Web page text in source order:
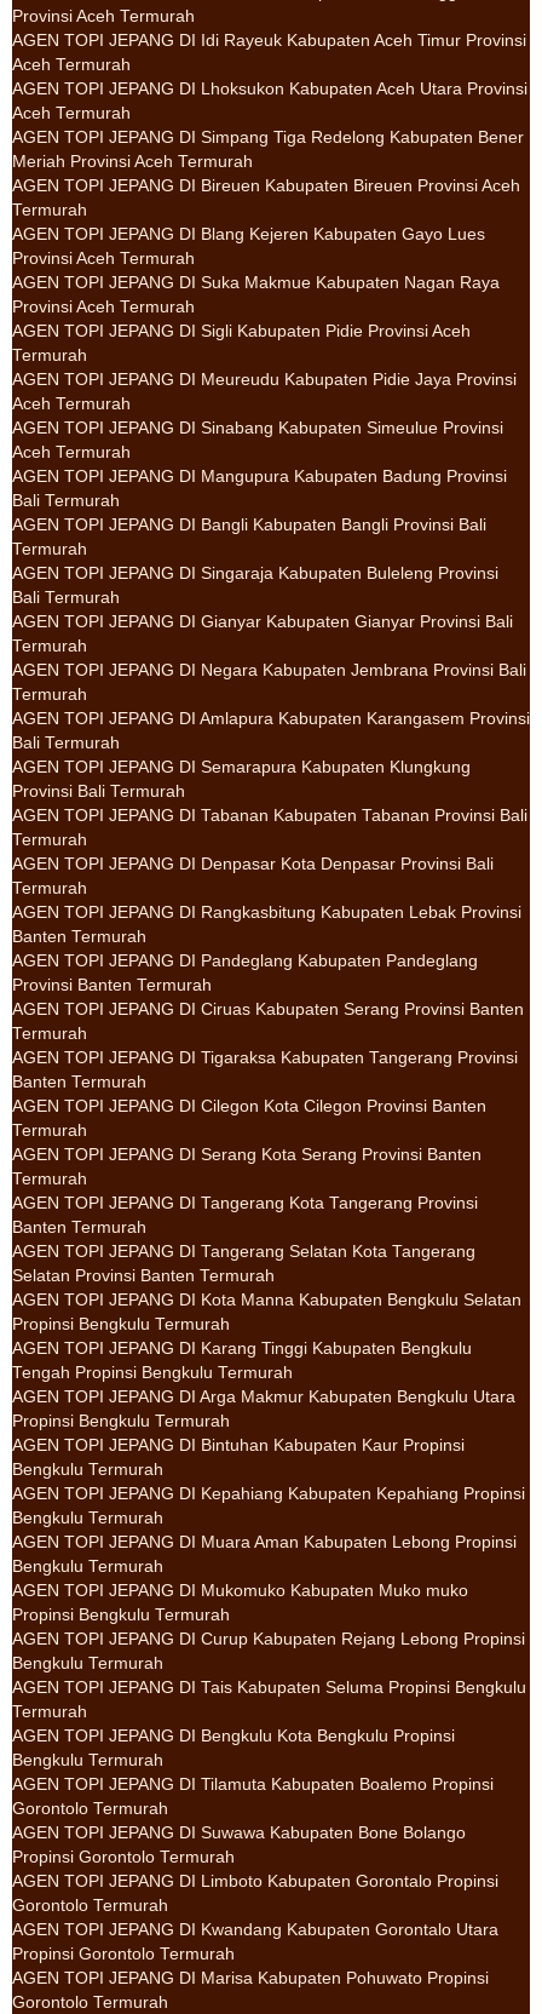
Provinsi Aceh Termurah
AGEN TOPI JEPANG DI Idi Rayeuk Kabupaten Aceh Timur Provinsi
Aceh Termurah
AGEN TOPI JEPANG DI Lhoksukon Kabupaten Aceh Utara Provinsi
Aceh Termurah
AGEN TOPI JEPANG DI Simpang Tiga Redelong Kabupaten Bener
Meriah Provinsi Aceh Termurah
AGEN TOPI JEPANG DI Bireuen Kabupaten Bireuen Provinsi Aceh
Termurah
AGEN TOPI JEPANG DI Blang Kejeren Kabupaten Gayo Lues
Provinsi Aceh Termurah
AGEN TOPI JEPANG DI Suka Makmue Kabupaten Nagan Raya
Provinsi Aceh Termurah
AGEN TOPI JEPANG DI Sigli Kabupaten Pidie Provinsi Aceh
Termurah
AGEN TOPI JEPANG DI Meureudu Kabupaten Pidie Jaya Provinsi
Aceh Termurah
AGEN TOPI JEPANG DI Sinabang Kabupaten Simeulue Provinsi
Aceh Termurah
AGEN TOPI JEPANG DI Mangupura Kabupaten Badung Provinsi
Bali Termurah
AGEN TOPI JEPANG DI Bangli Kabupaten Bangli Provinsi Bali
Termurah
AGEN TOPI JEPANG DI Singaraja Kabupaten Buleleng Provinsi
Bali Termurah
AGEN TOPI JEPANG DI Gianyar Kabupaten Gianyar Provinsi Bali
Termurah
AGEN TOPI JEPANG DI Negara Kabupaten Jembrana Provinsi Bali
Termurah
AGEN TOPI JEPANG DI Amlapura Kabupaten Karangasem Provinsi
Bali Termurah
AGEN TOPI JEPANG DI Semarapura Kabupaten Klungkung
Provinsi Bali Termurah
AGEN TOPI JEPANG DI Tabanan Kabupaten Tabanan Provinsi Bali
Termurah
AGEN TOPI JEPANG DI Denpasar Kota Denpasar Provinsi Bali
Termurah
AGEN TOPI JEPANG DI Rangkasbitung Kabupaten Lebak Provinsi
Banten Termurah
AGEN TOPI JEPANG DI Pandeglang Kabupaten Pandeglang
Provinsi Banten Termurah
AGEN TOPI JEPANG DI Ciruas Kabupaten Serang Provinsi Banten
Termurah
AGEN TOPI JEPANG DI Tigaraksa Kabupaten Tangerang Provinsi
Banten Termurah
AGEN TOPI JEPANG DI Cilegon Kota Cilegon Provinsi Banten
Termurah
AGEN TOPI JEPANG DI Serang Kota Serang Provinsi Banten
Termurah
AGEN TOPI JEPANG DI Tangerang Kota Tangerang Provinsi
Banten Termurah
AGEN TOPI JEPANG DI Tangerang Selatan Kota Tangerang
Selatan Provinsi Banten Termurah
AGEN TOPI JEPANG DI Kota Manna Kabupaten Bengkulu Selatan
Propinsi Bengkulu Termurah
AGEN TOPI JEPANG DI Karang Tinggi Kabupaten Bengkulu
Tengah Propinsi Bengkulu Termurah
AGEN TOPI JEPANG DI Arga Makmur Kabupaten Bengkulu Utara
Propinsi Bengkulu Termurah
AGEN TOPI JEPANG DI Bintuhan Kabupaten Kaur Propinsi
Bengkulu Termurah
AGEN TOPI JEPANG DI Kepahiang Kabupaten Kepahiang Propinsi
Bengkulu Termurah
AGEN TOPI JEPANG DI Muara Aman Kabupaten Lebong Propinsi
Bengkulu Termurah
AGEN TOPI JEPANG DI Mukomuko Kabupaten Muko muko
Propinsi Bengkulu Termurah
AGEN TOPI JEPANG DI Curup Kabupaten Rejang Lebong Propinsi
Bengkulu Termurah
AGEN TOPI JEPANG DI Tais Kabupaten Seluma Propinsi Bengkulu
Termurah
AGEN TOPI JEPANG DI Bengkulu Kota Bengkulu Propinsi
Bengkulu Termurah
AGEN TOPI JEPANG DI Tilamuta Kabupaten Boalemo Propinsi
Gorontolo Termurah
AGEN TOPI JEPANG DI Suwawa Kabupaten Bone Bolango
Propinsi Gorontolo Termurah
AGEN TOPI JEPANG DI Limboto Kabupaten Gorontalo Propinsi
Gorontolo Termurah
AGEN TOPI JEPANG DI Kwandang Kabupaten Gorontalo Utara
Propinsi Gorontolo Termurah
AGEN TOPI JEPANG DI Marisa Kabupaten Pohuwato Propinsi
Gorontolo Termurah